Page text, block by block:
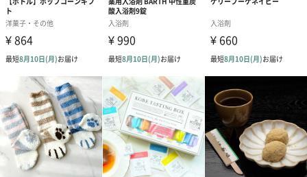
プリザーブドフラワー
ブーケ（ピンク）
（2,580円）
プリザーブドフラワー
ブーケ（ブルー）
（2,580円）
アミュレット
ク）（1,500円